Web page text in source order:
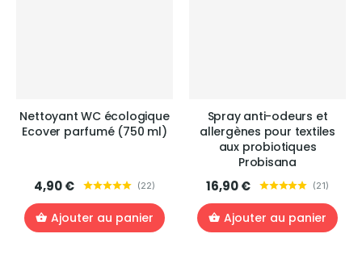
Nettoyant WC écologique
Ecover parfumé (750 ml)
4,90 € (22)
Ajouter au panier
Spray anti-odeurs et
allergènes pour textiles
aux probiotiques
Probisana
16,90 € (21)
Ajouter au panier